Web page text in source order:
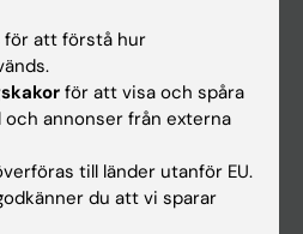
för att förstå hur
för att visa och spåra
och annonser från externa
till länder utanför EU.
du att vi sparar